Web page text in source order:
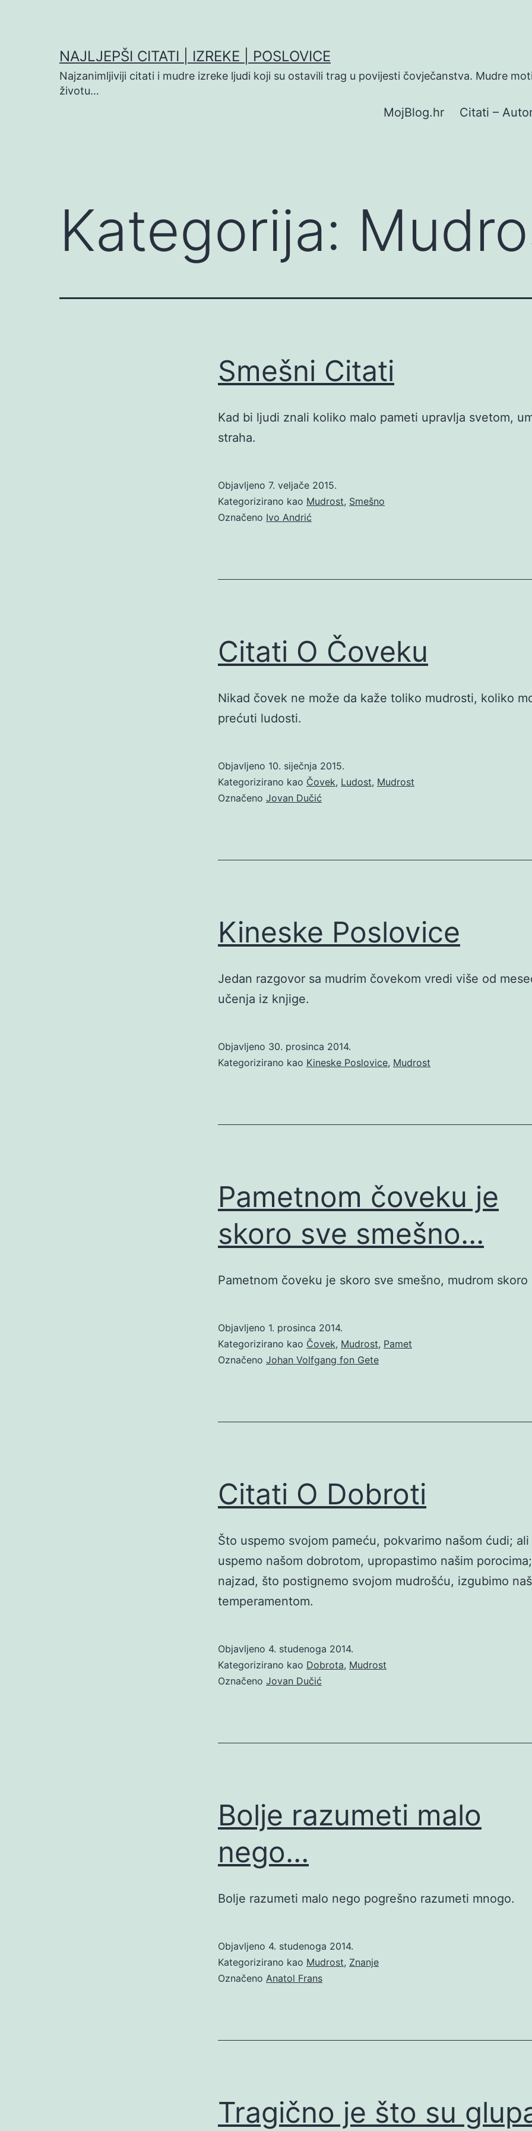
NAJLJEPŠI CITATI | IZREKE | POSLOVICE
Najzanimljiviji citati i mudre izreke ljudi koji su ostavili trag u povijesti čovječanstva. Mudre
životu…
MojBlog.hr Citati –
Kategorija:
Smešni Citati
Kad bi ljudi znali koliko malo pameti upravlja svetom,
straha.
Objavljeno 7. veljače 2015.
Kategorizirano kao Mudrost, Smešno
Označeno Ivo Andrić
Citati O Čoveku
Nikad čovek ne može da kaže toliko mudrosti, koliko
prećuti ludosti.
Objavljeno 10. siječnja 2015.
Kategorizirano kao Čovek, Ludost, Mudrost
Označeno Jovan Dučić
Kineske Poslovice
Jedan razgovor sa mudrim čovekom vredi više od
učenja iz knjige.
Objavljeno 30. prosinca 2014.
Kategorizirano kao Kineske Poslovice, Mudrost
Pametnom čoveku je
skoro sve smešno…
Pametnom čoveku je skoro sve smešno, mudrom skoro
Objavljeno 1. prosinca 2014.
Kategorizirano kao Čovek, Mudrost, Pamet
Označeno Johan Volfgang fon Gete
Citati O Dobroti
Što uspemo svojom pameću, pokvarimo našom ćudi;
uspemo našom dobrotom, upropastimo našim
najzad, što postignemo svojom mudrošću, izgubimo
temperamentom.
Objavljeno 4. studenoga 2014.
Kategorizirano kao Dobrota, Mudrost
Označeno Jovan Dučić
Bolje razumeti malo
nego…
Bolje razumeti malo nego pogrešno razumeti mnogo.
Objavljeno 4. studenoga 2014.
Kategorizirano kao Mudrost, Znanje
Označeno Anatol Frans
Tragično je što su